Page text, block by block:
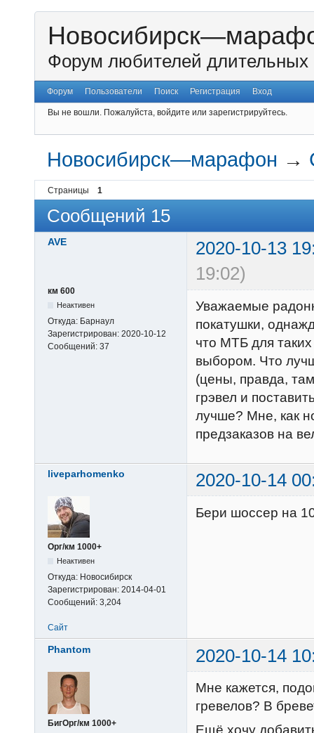
Форум любителей длительных
Форум Пользователи Поиск Регистрация Вход
Вы не вошли. Пожалуйста, войдите или зарегистрируйтесь.
Новосибирск—марафон →
Страницы 1
Сообщений 15
AVE
2020-10-13
19:02)
км 600
Неактивен
Откуда: Барнаул
Зарегистрирован: 2020-10-12
Сообщений: 37
Уважаемые
покатушки,
что МТБ для
выбором. Что
(цены, правда,
грэвел и
лучше? Мне, как
предзаказов на
liveparhomenko 2020-10-14
Орг/км 1000+
Неактивен
Откуда: Новосибирск
Зарегистрирован: 2014-04-01
Сообщений: 3,204
Бери шоссер на
Сайт
Phantom 2020-10-14
БигОрг/км 1000+
Мне кажется,
гревелов? В
Ещё хочу